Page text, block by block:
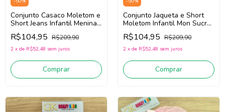
Conjunto Casaco Moletom e
Short Jeans Infantil Menina
Mon Sucré 138018216
(Amarelo/Rosa/Jeans Claro)
R$104,95 R$209,90
2 x de R$52,48 sem juros
Comprar
Conjunto Jaqueta e Short
Moletom Infantil Mon Sucré
138018256 (Rosa/Verde)
R$104,95 R$209,90
2 x de R$52,48 sem juros
Comprar